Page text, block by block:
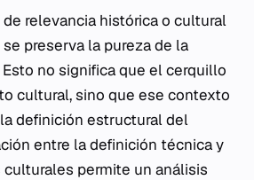
relevancia histórica o cultural
preserva la pureza de la
no significa que el cerquillo
cultural, sino que ese contexto
definición estructural del
entre la definición técnica y
permite un análisis